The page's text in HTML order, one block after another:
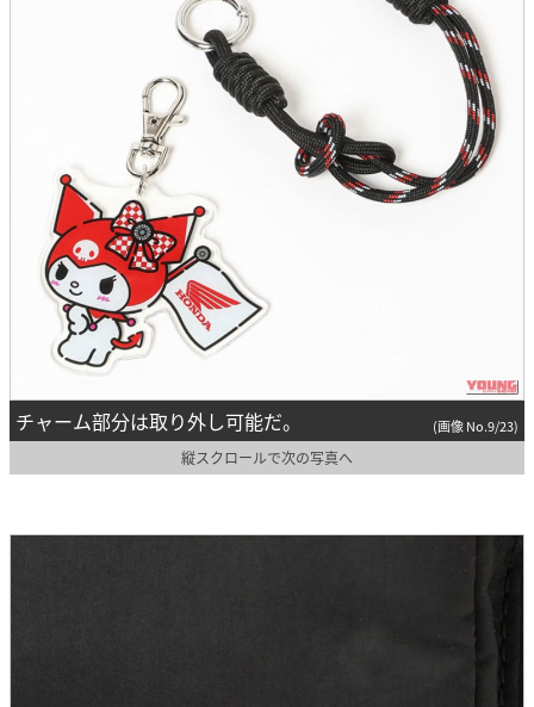
チャーム部分は取り外し可能だ。 (画像 No.9/23)
縦スクロールで次の写真へ